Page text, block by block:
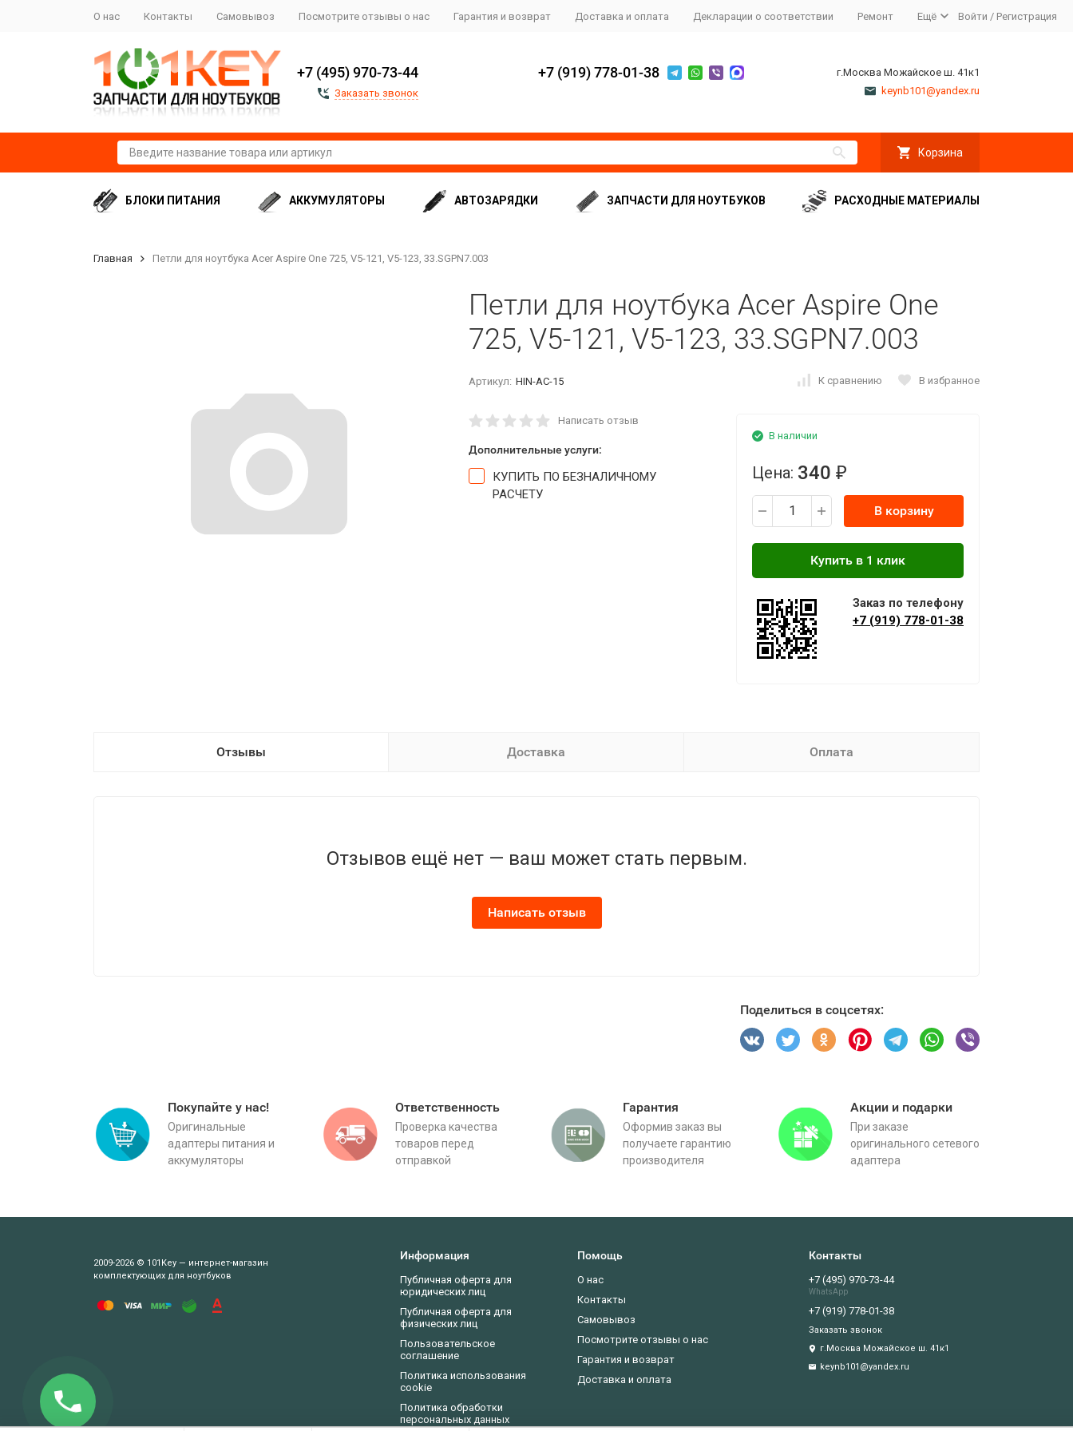
О нас Контакты Самовывоз Посмотрите отзывы о нас Гарантия и возврат Доставка и оплата Декларации о соответствии Ремонт Ещё Войти / Регистрация
+7 (495) 970-73-44
Заказать звонок
+7 (919) 778-01-38
г.Москва Можайское ш. 41к1
keynb101@yandex.ru
Корзина
БЛОКИ ПИТАНИЯ АККУМУЛЯТОРЫ АВТОЗАРЯДКИ ЗАПЧАСТИ ДЛЯ НОУТБУКОВ РАСХОДНЫЕ МАТЕРИАЛЫ
Главная Петли для ноутбука Acer Aspire One 725, V5-121, V5-123, 33.SGPN7.003
Петли для ноутбука Acer Aspire One
725, V5-121, V5-123, 33.SGPN7.003
Артикул: HIN-AC-15 К сравнению В избранное
Написать отзыв
Дополнительные услуги:
КУПИТЬ ПО БЕЗНАЛИЧНОМУ
РАСЧЕТУ
В наличии
Цена: 340 ₽
В корзину
Заказ по телефону
+7 (919) 778-01-38
Отзывы Доставка Оплата
Отзывов ещё нет — ваш может стать первым.
Написать отзыв
Поделиться в соцсетях:
Покупайте у нас!
Оригинальные
адаптеры питания и
аккумуляторы
Ответственность
Проверка качества
товаров перед
отправкой
Гарантия
Оформив заказ вы
получаете гарантию
производителя
Акции и подарки
При заказе
оригинального сетевого
адаптера
2009-2026 © 101Key — интернет-магазин
комплектующих для ноутбуков
Информация
Публичная оферта для
юридических лиц
Публичная оферта для
физических лиц
Пользовательское
соглашение
Политика использования
cookie
Политика обработки
персональных данных
Помощь
О нас
Контакты
Самовывоз
Посмотрите отзывы о нас
Гарантия и возврат
Доставка и оплата
Контакты
+7 (495) 970-73-44
WhatsApp
+7 (919) 778-01-38
Заказать звонок
г.Москва Можайское ш. 41к1
keynb101@yandex.ru